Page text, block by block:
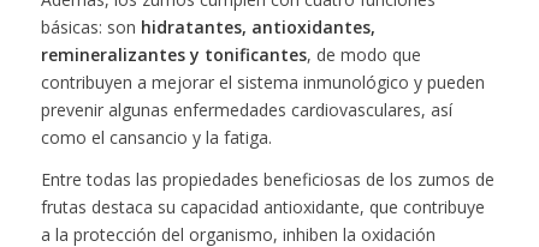
básicas: son hidratantes, antioxidantes,
remineralizantes y tonificantes, de modo que
contribuyen a mejorar el sistema inmunológico y pueden
prevenir algunas enfermedades cardiovasculares, así
como el cansancio y la fatiga.
Entre todas las propiedades beneficiosas de los zumos de
frutas destaca su capacidad antioxidante, que contribuye
a la protección del organismo, inhiben la oxidación